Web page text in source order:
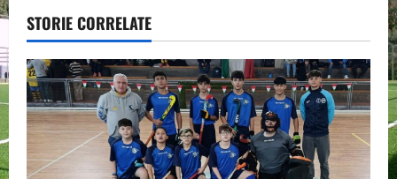
v
i
g
a
t
STORIE CORRELATE